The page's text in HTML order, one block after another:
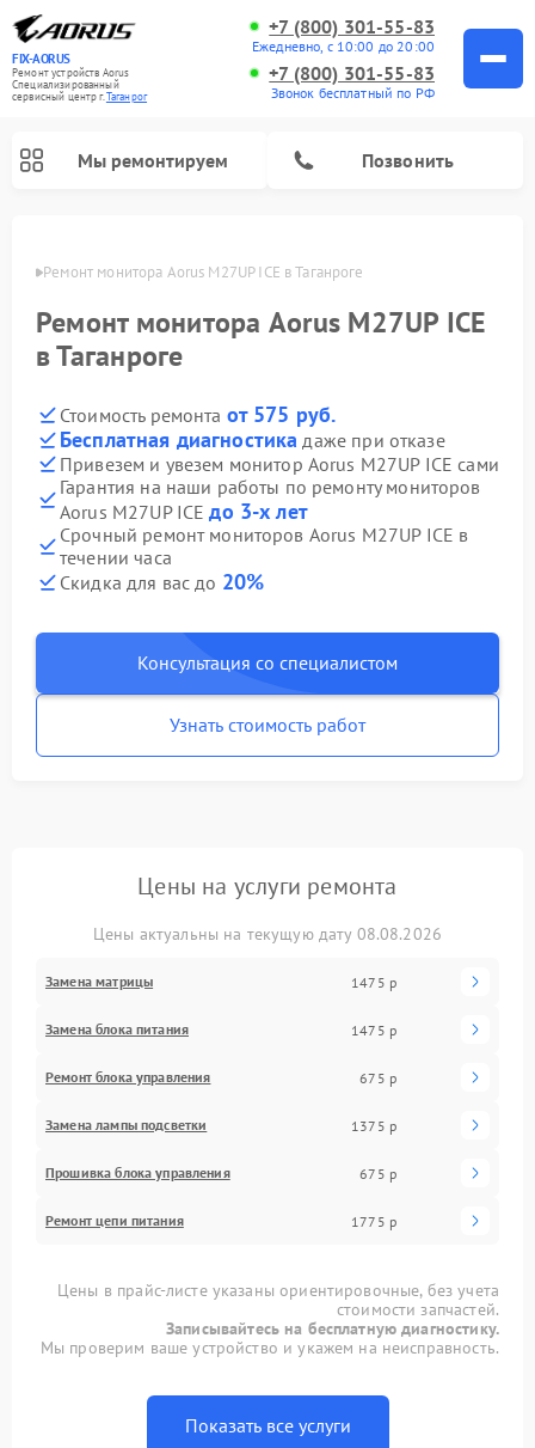
FIX-AORUS
Ремонт устройств Aorus
Специализированный
cервисный центр г.Таганрог
+7 (800) 301-55-83
Ежедневно, с 10:00 до 20:00
+7 (800) 301-55-83
Звонок бесплатный по РФ
Мы ремонтируем Позвонить
Ремонт монитора Aorus M27UP ICE в Таганроге
Ремонт монитора Aorus M27UP ICE
в Таганроге
Стоимость ремонта от 575 руб.
Бесплатная диагностика даже при отказе
Привезем и увезем монитор Aorus M27UP ICE сами
Гарантия на наши работы по ремонту мониторов
Aorus M27UP ICEдо 3-х лет
Срочный ремонт мониторов Aorus M27UP ICE в
течении часа
Скидка для вас до 20%
Консультация со специалистом
Узнать стоимость работ
Цены на услуги ремонта
Цены актуальны на текущую дату 08.08.2026
Замена матрицы 1475 р
Замена блока питания 1475 р
Ремонт блока управления 675 р
Замена лампы подсветки 1375 р
Прошивка блока управления 675 р
Ремонт цепи питания 1775 р
Цены в прайс-листе указаны ориентировочные, без учета
стоимости запчастей.
Записывайтесь на бесплатную диагностику.
Мы проверим ваше устройство и укажем на неисправность.
Показать все услуги